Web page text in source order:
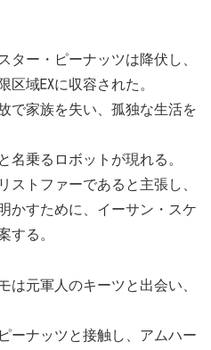
ター・ピーナッツは降伏し、
区域EXに収容された。
で家族を失い、孤独な生活を
名乗るロボットが現れる。
ストファーであると主張し、
かすために、イーサン・スケ
する。
は元軍人のキーツと出会い、
ーナッツと接触し、アムハー